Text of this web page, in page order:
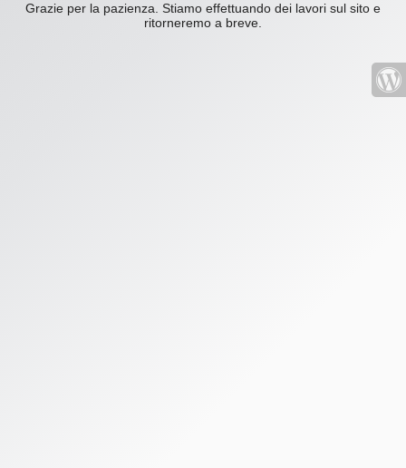
Grazie per la pazienza. Stiamo effettuando dei lavori sul sito e
ritorneremo a breve.